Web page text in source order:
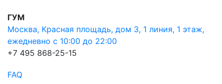
ГУМ
Москва, Красная площадь, дом 3, 1 линия, 1 этаж,
ежедневно с 10:00 до 22:00
+7 495 868-25-15
FAQ